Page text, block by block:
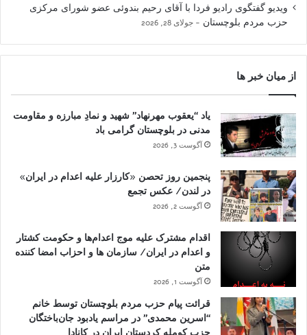
ویدیو گفتگوی رادیو فردا با آقای رحیم بندوئی عضو شورای مرکزی
حزب مردم بلوچستان
جولای 28, 2026
از میان خبر ها
یاد “یعقوب مهرنهاد” شهید و نمادِ مبارزه و مقاومت
مدنی در بلوچستان گرامی باد
آگوست 3, 2026
پنجمین روز تحصن «کارزار علیه اعدام در ایران»
در لندن/ عکس تجمع
آگوست 2, 2026
اقدام مشترک علیه موج اعدام‌ها و حکومت کشتار
و اعدام در ایران/ سازمان ها و احزاب امضا کننده
متن
آگوست 1, 2026
قرائت پیام حزب مردم بلوچستان توسط خانم
“اسرین محمدی” در مراسم یادبود جان‌باختگان